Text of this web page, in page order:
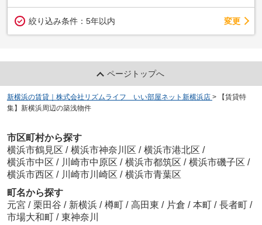
絞り込み条件： 5年以内 変更
ページトップへ
新横浜の賃貸｜株式会社リズムライフ いい部屋ネット新横浜店 >
【賃貸特
集】新横浜周辺の築浅物件
市区町村から探す
横浜市鶴見区 / 横浜市神奈川区 / 横浜市港北区 /
横浜市中区 / 川崎市中原区 / 横浜市都筑区 / 横浜市磯子区 /
横浜市西区 / 川崎市川崎区 / 横浜市青葉区
町名から探す
元宮 / 栗田谷 / 新横浜 / 樽町 / 高田東 / 片倉 / 本町 / 長者町 /
市場大和町 / 東神奈川